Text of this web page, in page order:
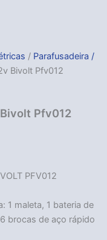
/ Parafusadeira /
Bivolt Pfv012
Pfv012
PFV012
1 maleta, 1 bateria de
brocas de aço rápido